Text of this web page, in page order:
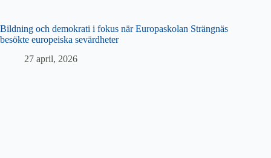
Bildning och demokrati i fokus när Europaskolan Strängnäs
besökte europeiska sevärdheter
27 april, 2026